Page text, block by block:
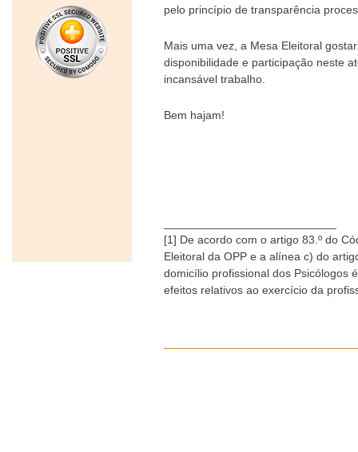
pelo princípio de transparência
Mais uma vez, a Mesa Eleitoral
disponibilidade e participação neste
incansável trabalho.
Bem hajam!
[1] De acordo com o artigo 83.º do
Eleitoral da OPP e a alínea c) do
domicílio profissional dos Psicólogos
efeitos relativos ao exercício da